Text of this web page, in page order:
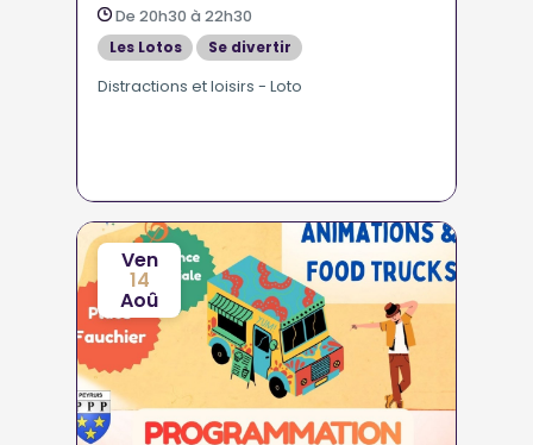
De 20h30 à 22h30
Les Lotos
Se divertir
Distractions et loisirs - Loto
Ven
14
Aoû